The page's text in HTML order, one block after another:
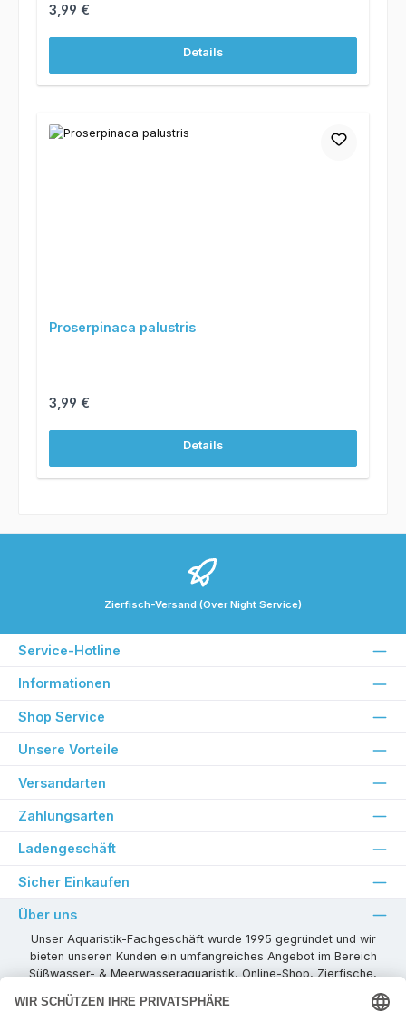
Regulärer Preis:
3,99 €
Details
Proserpinaca palustris
Regulärer Preis:
3,99 €
Details
Zierfisch-Versand (Over Night Service)
Service-Hotline
Informationen
Shop Service
Unsere Vorteile
Versandarten
Zahlungsarten
Ladengeschäft
Sicher Einkaufen
Über uns
Unser Aquaristik-Fachgeschäft wurde 1995 gegründet und wir
bieten unseren Kunden ein umfangreiches Angebot im Bereich
Süßwasser- & Meerwasseraquaristik, Online-Shop, Zierfische,
Pflanzen, Aquarienkombinationen, Technikzubehör usw. ! Als
kompetenter Aquaristik-Fachhandelspartner stehen wir Ihnen für